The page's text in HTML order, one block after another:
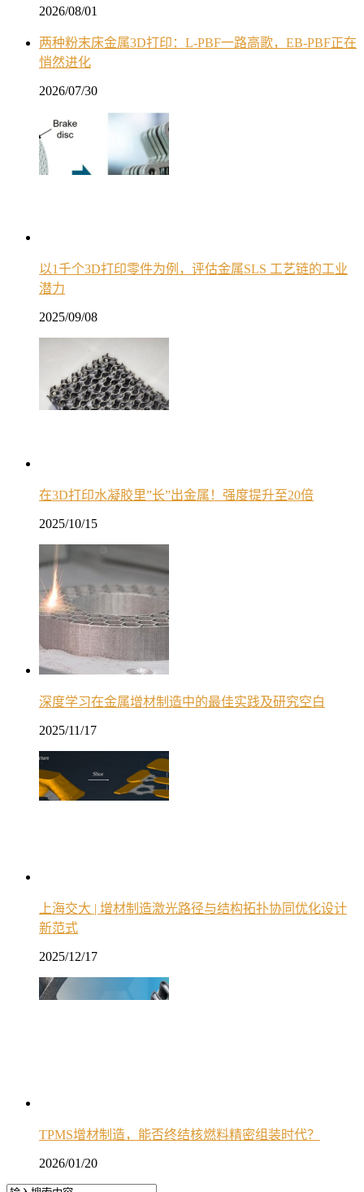
2026/08/01
两种粉末床金属3D打印：L-PBF一路高歌，EB-PBF正在
悄然进化
2026/07/30
以1千个3D打印零件为例，评估金属SLS 工艺链的工业
潜力
2025/09/08
在3D打印水凝胶里”长”出金属！强度提升至20倍
2025/10/15
深度学习在金属增材制造中的最佳实践及研究空白
2025/11/17
上海交大 | 增材制造激光路径与结构拓扑协同优化设计
新范式
2025/12/17
TPMS增材制造，能否终结核燃料精密组装时代？
2026/01/20